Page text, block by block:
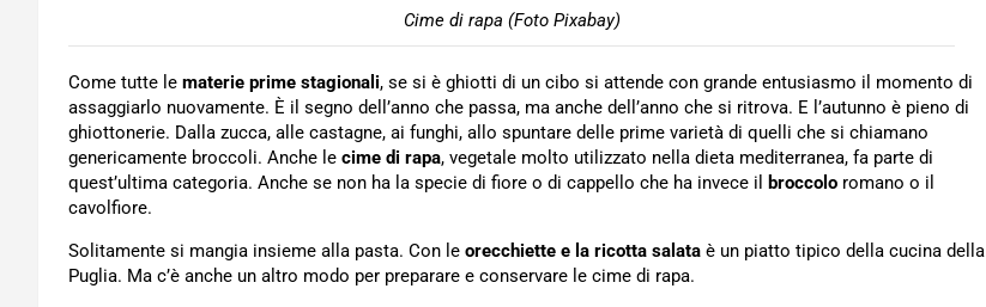
Cime di rapa (Foto Pixabay)
Come tutte le materie prime stagionali, se si è ghiotti di un cibo si attende con grande entusiasmo il momento di
assaggiarlo nuovamente. È il segno dell’anno che passa, ma anche dell’anno che si ritrova. E l’autunno è pieno di
ghiottonerie. Dalla zucca, alle castagne, ai funghi, allo spuntare delle prime varietà di quelli che si chiamano
genericamente broccoli. Anche le cime di rapa, vegetale molto utilizzato nella dieta mediterranea, fa parte di
quest’ultima categoria. Anche se non ha la specie di fiore o di cappello che ha invece il
broccolo romano o il
cavolfiore.
Solitamente si mangia insieme alla pasta. Con le orecchiette e la ricotta salata è un piatto tipico della cucina della
Puglia. Ma c’è anche un altro modo per preparare e conservare le cime di rapa.